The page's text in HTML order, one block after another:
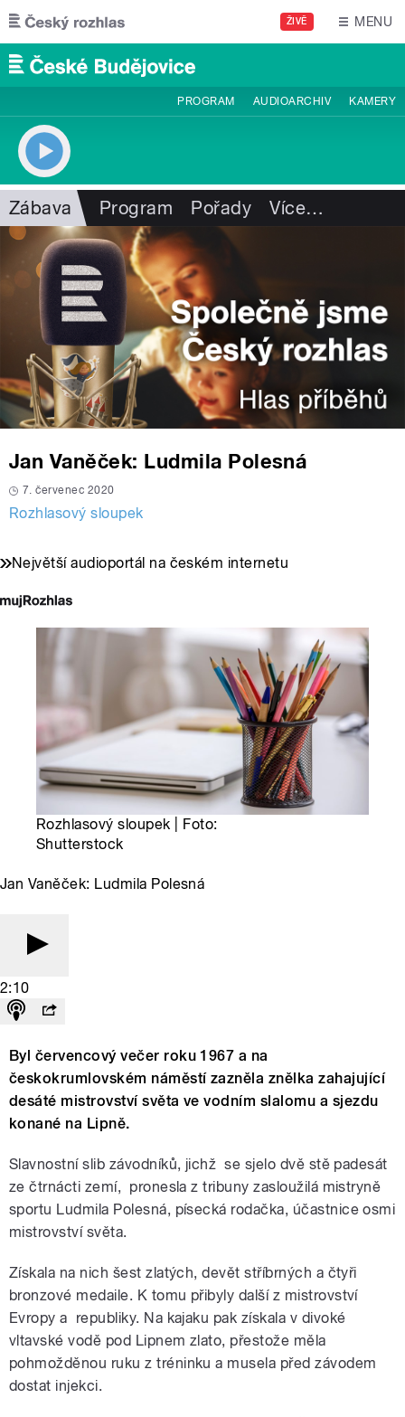
Přejít k hlavnímu obsahu
ŽIVĚ MENU
PROGRAM AUDIOARCHIV KAMERY
Zábava Program Pořady Více…
Jan Vaněček: Ludmila Polesná
7. červenec 2020
Rozhlasový sloupek
Největší audioportál na českém internetu
Rozhlasový sloupek | Foto:
Shutterstock
Jan Vaněček: Ludmila Polesná
2:10
Byl červencový večer roku 1967 a na
českokrumlovském náměstí zazněla znělka zahajující
desáté mistrovství světa ve vodním slalomu a sjezdu
konané na Lipně.
Slavnostní slib závodníků, jichž se sjelo dvě stě padesát
ze čtrnácti zemí, pronesla z tribuny zasloužilá mistryně
sportu Ludmila Polesná, písecká rodačka, účastnice osmi
mistrovství světa.
Získala na nich šest zlatých, devět stříbrných a čtyři
bronzové medaile. K tomu přibyly další z mistrovství
Evropy a republiky. Na kajaku pak získala v divoké
vltavské vodě pod Lipnem zlato, přestože měla
pohmožděnou ruku z tréninku a musela před závodem
dostat injekci.